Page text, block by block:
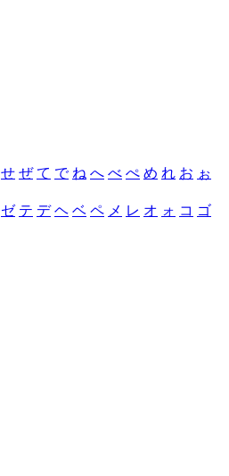
せ ぜ て で ね へ べ ぺ め れ お ぉ
ゼ テ デ ヘ ベ ペ メ レ オ ォ コ ゴ